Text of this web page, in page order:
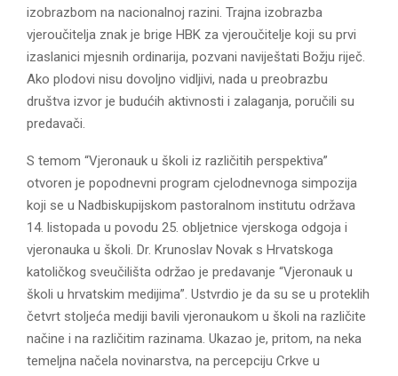
izobrazbom na nacionalnoj razini. Trajna izobrazba
vjeroučitelja znak je brige HBK za vjeroučitelje koji su prvi
izaslanici mjesnih ordinarija, pozvani naviještati Božju riječ.
Ako plodovi nisu dovoljno vidljivi, nada u preobrazbu
društva izvor je budućih aktivnosti i zalaganja, poručili su
predavači.
S temom “Vjeronauk u školi iz različitih perspektiva”
otvoren je popodnevni program cjelodnevnoga simpozija
koji se u Nadbiskupijskom pastoralnom institutu održava
14. listopada u povodu 25. obljetnice vjerskoga odgoja i
vjeronauka u školi. Dr. Krunoslav Novak s Hrvatskoga
katoličkog sveučilišta održao je predavanje “Vjeronauk u
školi u hrvatskim medijima”. Ustvrdio je da su se u proteklih
četvrt stoljeća mediji bavili vjeronaukom u školi na različite
načine i na različitim razinama. Ukazao je, pritom, na neka
temeljna načela novinarstva, na percepciju Crkve u